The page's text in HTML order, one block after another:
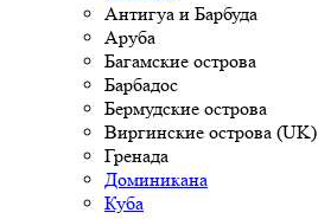
Антигуа и Барбуда
Аруба
Багамские острова
Барбадос
Бермудские острова
Виргинские острова (UK)
Гренада
Доминикана
Куба